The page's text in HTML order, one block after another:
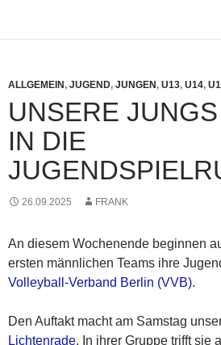
ALLGEMEIN, JUGEND, JUNGEN, U13, U14,
UNSERE
IN DIE
26.09.2025 FRANK
An diesem Wochenende beginnen
ersten männlichen Teams ihre
Volleyball-Verband Berlin (VVB).
Den Auftakt macht am Samstag
Lichtenrade. In ihrer Gruppe trifft sie